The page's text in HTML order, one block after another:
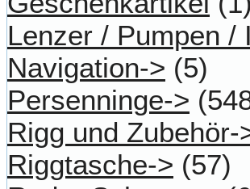
Lenzer / Pumpen /
Navigation-> (5)
Persenninge->
Rigg und Zubehör-
Riggtasche-> (57)